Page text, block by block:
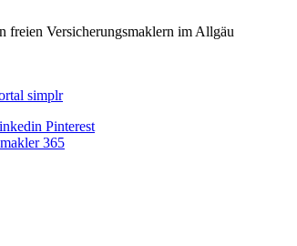
freien Versicherungsmaklern im Allgäu
simplr
Pinterest